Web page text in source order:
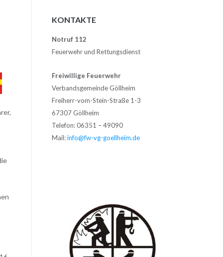
KONTAKTE
Notruf 112
Feuerwehr und Rettungsdienst
Freiwillige Feuerwehr
Verbandsgemeinde Göllheim
Freiherr-vom-Stein-Straße 1-3
67307 Göllheim
Telefon: 06351 – 49090
Mail:info@fw-vg-goellheim.de